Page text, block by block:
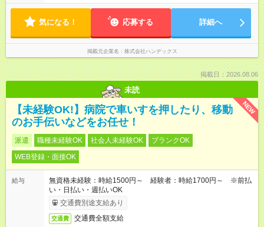
気になる！ 応募する 詳細へ
掲載元企業名 株式会社ハンデックス
掲載日：2026.08.06
未読
NEW
【未経験OK!】病院で車いすを押したり、移動
のお手伝いなどをお任せ！
派遣 職種未経験OK 社会人未経験OK
ブランクOK
WEB登録・面接OK
給与
無資格未経験：時給1500円～ 経験者：時給1700円～ ※前払
い・日払い・週払いOK
交通費別途支給あり
交通費 交通費全額支給